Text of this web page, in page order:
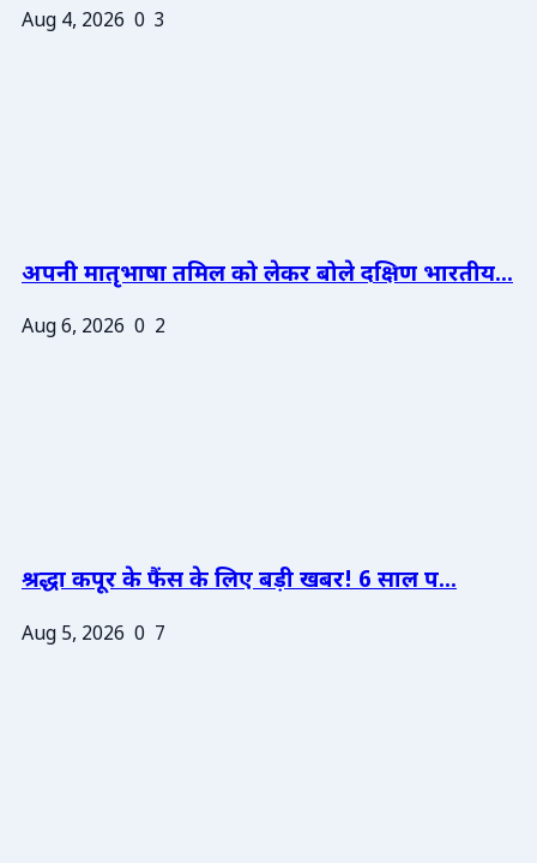
Aug 4, 2026 0 3
अपनी मातृभाषा तमिल को लेकर बोले दक्षिण भारतीय...
Aug 6, 2026 0 2
श्रद्धा कपूर के फैंस के लिए बड़ी खबर! 6 साल प...
Aug 5, 2026 0 7